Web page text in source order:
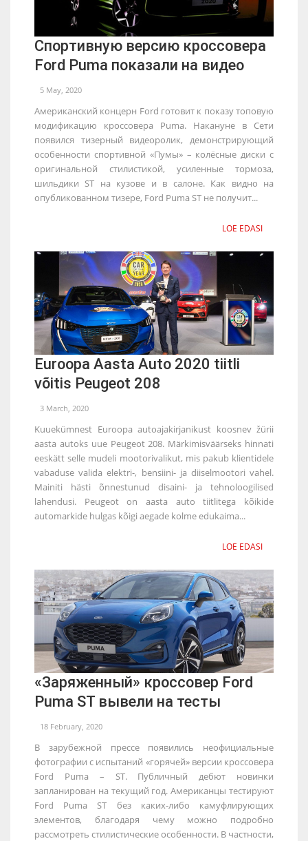
Спортивную версию кроссовера
Ford Puma показали на видео
5 May, 2020
Американский концерн Ford готовит к показу топовую
модификацию кроссовера Puma. Накануне в Сети
появился тизерный видеоролик, демонстрирующий
особенности спортивной «Пумы» – колёсные диски с
оригинальной стилистикой, усиленные тормоза,
шильдики ST на кузове и в салоне. Как видно на
опубликованном тизере, Ford Puma ST не получит...
LOE EDASI
Euroopa Aasta Auto 2020 tiitli
võitis Peugeot 208
3 March, 2020
Kuuekümnest Euroopa autoajakirjanikust koosnev žürii
aasta autoks uue Peugeot 208. Märkimisväärseks hinnati
eeskätt selle mudeli mootorivalikut, mis pakub klientidele
vabaduse valida elektri-, bensiini- ja diiselmootori vahel.
Mainiti hästi õnnestunud disaini- ja tehnoloogilised
lahendusi. Peugeot on aasta auto tiitlitega kõikide
automarkide hulgas kõigi aegade kolme edukaima...
LOE EDASI
«Заряженный» кроссовер Ford
Puma ST вывели на тесты
18 February, 2020
В зарубежной прессе появились неофициальные
фотографии с испытаний «горячей» версии кроссовера
Ford Puma – ST. Публичный дебют новинки
запланирован на текущий год. Американцы тестируют
Ford Puma ST без каких-либо камуфлирующих
элементов, благодаря чему можно подробно
рассмотреть стилистические особенности. В частности,